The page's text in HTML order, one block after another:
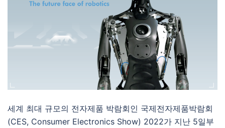
세계 최대 규모의 전자제품 박람회인 국제전자제품박람회
(CES, Consumer Electronics Show) 2022가 지난 5일부